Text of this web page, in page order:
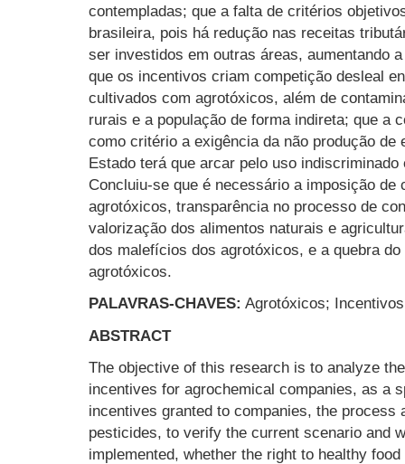
contempladas; que a falta de critérios
brasileira, pois há redução nas receitas
ser investidos em outras áreas, aumentando
que os incentivos criam competição desleal
cultivados com agrotóxicos, além de
rurais e a população de forma indireta; que a
como critério a exigência da não produção de
Estado terá que arcar pelo uso
Concluiu-se que é necessário a imposição
agrotóxicos, transparência no processo de
valorização dos alimentos naturais e
dos malefícios dos agrotóxicos, e a quebra
agrotóxicos.
PALAVRAS-CHAVES: Agrotóxicos;
ABSTRACT
The objective of this research is to analyze
incentives for agrochemical companies, as a
incentives granted to companies, the process
pesticides, to verify the current scenario and
implemented, whether the right to healthy